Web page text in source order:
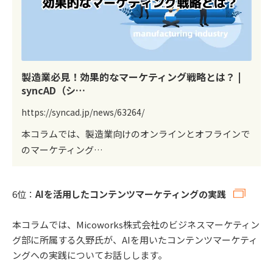
製造業必見！効果的なマーケティング戦略とは？ |
syncAD（シ…
https://syncad.jp/news/63264/
本コラムでは、製造業向けのオンラインとオフラインで
のマーケティング…
6位： AIを活用したコンテンツマーケティングの実践
本コラムでは、Micoworks株式会社のビジネスマーケティン
グ部に所属する久野氏が、AIを用いたコンテンツマーケティ
ングへの実践についてお話しします。